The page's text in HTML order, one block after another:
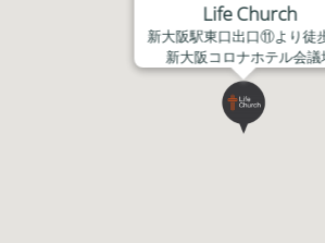
Life Church
新大阪駅東口出口⑪より徒
新大阪コロナホテル会議